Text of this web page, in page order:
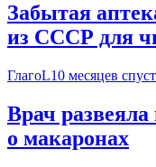
Забытая
из СССР для
ГлагоL10 месяцев
Врач
о макаронах